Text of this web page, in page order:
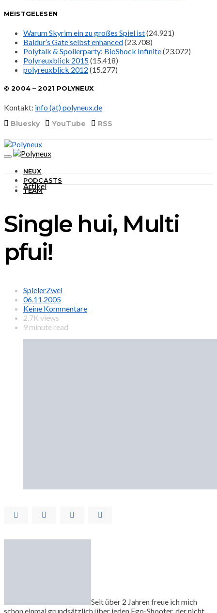
MEISTGELESEN
Warum Skyrim ein zu großes Spiel ist(24.921)
Baldur’s Gate selbst enhanced(23.708)
Polytalk & Spoilerparty: BioShock Infinite(23.072)
Polyreuxblick 2015(15.418)
polyreuxblick 2012 (15.277)
© 2004 – 2021 POLYNEUX
Kontakt: info (at) polyneux.de
Bluesky YouTube RSS
NEUX
PODCASTS
TEAM
Artikel
Single hui, Multi
pfui!
SpielerZwei
06.11.2005
Keine Kommentare
2.7K views
9 minute read
Seit über 2 Jahren freue ich mich
schon einmal grundsätzlich über jeden Ego-Shooter, der nicht